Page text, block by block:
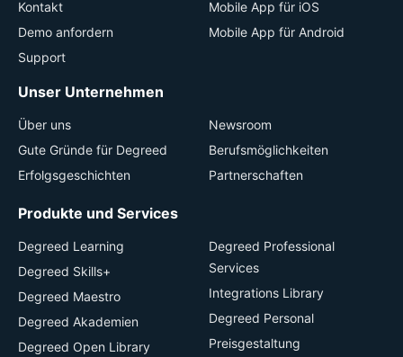
Kontakt
Demo anfordern
Support
Mobile App für iOS
Mobile App für Android
Unser Unternehmen
Über uns
Gute Gründe für Degreed
Erfolgsgeschichten
Newsroom
Berufsmöglichkeiten
Partnerschaften
Produkte und Services
Degreed Learning
Degreed Skills+
Degreed Maestro
Degreed Akademien
Degreed Open Library
Degreed Professional
Services
Integrations Library
Degreed Personal
Preisgestaltung